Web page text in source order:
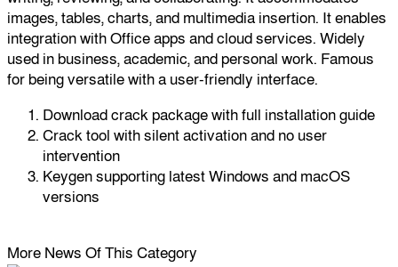
images, tables, charts, and multimedia insertion. It enables
integration with Office apps and cloud services. Widely
used in business, academic, and personal work. Famous
for being versatile with a user-friendly interface.
Download crack package with full installation guide
Crack tool with silent activation and no user
intervention
Keygen supporting latest Windows and macOS
versions
More News Of This Category